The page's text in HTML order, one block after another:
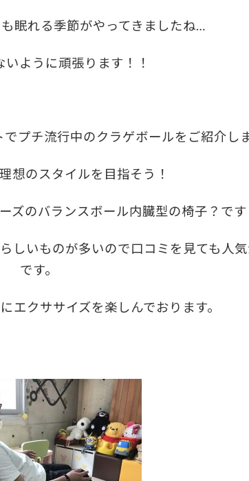
眠れる季節がやってきましたね…
いように頑張ります！！
でプチ流行中のクラゲボールをご紹介し
想のスタイルを目指そう！
ズのバランスボール内臓型の椅子？です
しいものが多いので口コミを見ても人
です。
エクササイズを楽しんでおります。